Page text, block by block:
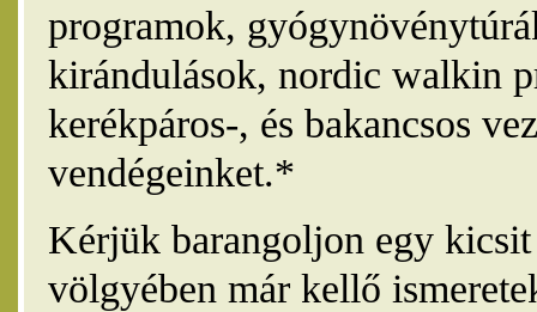
programok,
kirándulások, nordic walkin
kerékpáros-, és bakancsos
vendégeinket.*
Kérjük barangoljon egy
völgyében már kellő